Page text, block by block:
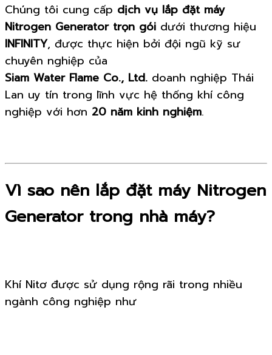
Chúng tôi cung cấp dịch vụ lắp đặt máy
Nitrogen Generator trọn gói dưới thương hiệu
INFINITY, được thực hiện bởi đội ngũ kỹ sư
chuyên nghiệp của
Siam Water Flame Co., Ltd. doanh nghiệp Thái
Lan uy tín trong lĩnh vực hệ thống khí công
nghiệp với hơn 20 năm kinh nghiệm.
Vì sao nên lắp đặt máy Nitrogen
Generator trong nhà máy?
Khí Nitơ được sử dụng rộng rãi trong nhiều
ngành công nghiệp như